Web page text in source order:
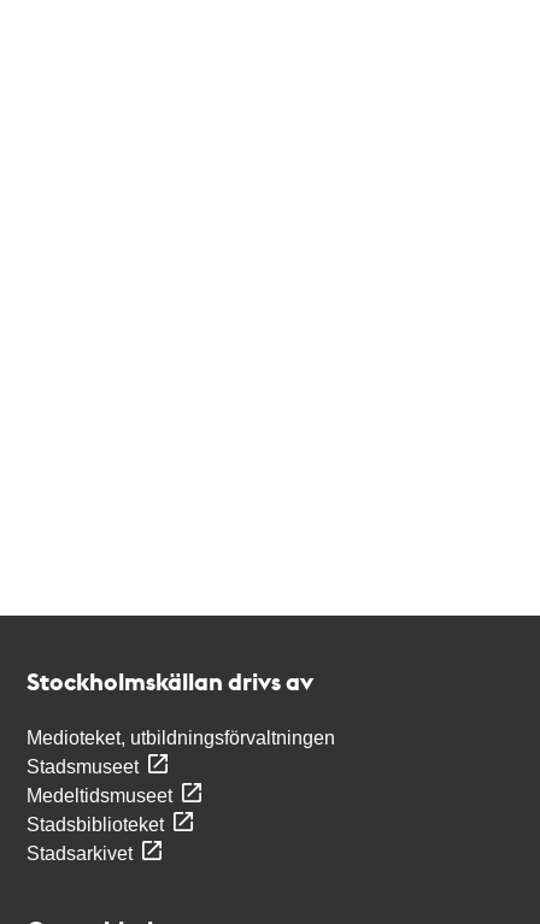
Stockholmskällan drivs av
Medioteket, utbildningsförvaltningen
Stadsmuseet
Medeltidsmuseet
Stadsbiblioteket
Stadsarkivet